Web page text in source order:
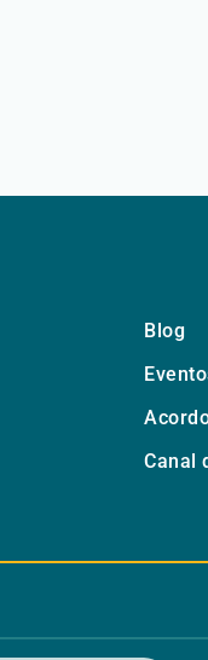
Blog
Canal